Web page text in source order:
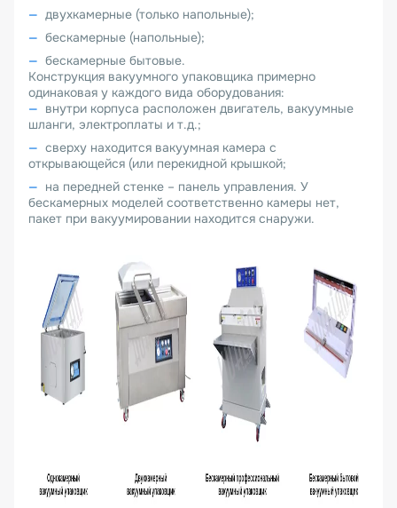
двухкамерные (только напольные);
бескамерные (напольные);
бескамерные бытовые.
Конструкция вакуумного упаковщика примерно
одинаковая у каждого вида оборудования:
внутри корпуса расположен двигатель, вакуумные
шланги, электроплаты и т.д.;
сверху находится вакуумная камера с
открывающейся (или перекидной крышкой;
на передней стенке – панель управления. У
бескамерных моделей соответственно камеры нет,
пакет при вакуумировании находится снаружи.